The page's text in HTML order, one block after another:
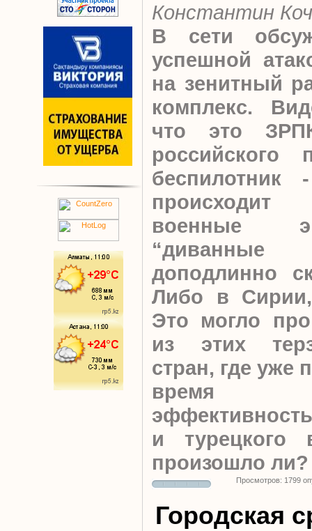
Константин
В сети
успешной
на зенитный
комплекс.
что это
российского
беспилотник
военные
доподлинно
Либо в
Это могло
из этих
стран, где уже
время
и турецкого
произошло ли?
Просмотров: 1799
Городская